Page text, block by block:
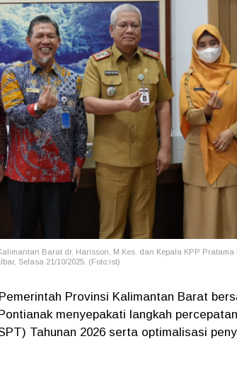
Barat dr. Harisson, M.Kes. dan Kepala KPP Pratama
Selasa 21/10/2025. (Foto:ist)
Provinsi Kalimantan Barat
menyepakati langkah
Tahunan 2026 serta optimalisasi